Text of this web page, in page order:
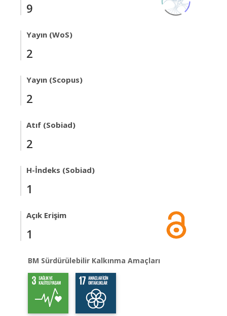
9
Yayın (WoS)
2
Yayın (Scopus)
2
Atıf (Sobiad)
2
H-İndeks (Sobiad)
1
Açık Erişim
1
BM Sürdürülebilir Kalkınma Amaçları